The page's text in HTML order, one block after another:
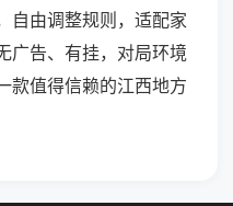
自由调整规则，适配家
广告、有挂，对局环境
款值得信赖的江西地方